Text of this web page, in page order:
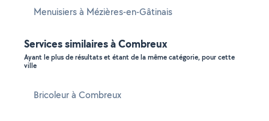
Menuisiers à Mézières-en-Gâtinais
Services similaires à Combreux
Ayant le plus de résultats et étant de la même catégorie, pour cette
ville
Bricoleur à Combreux